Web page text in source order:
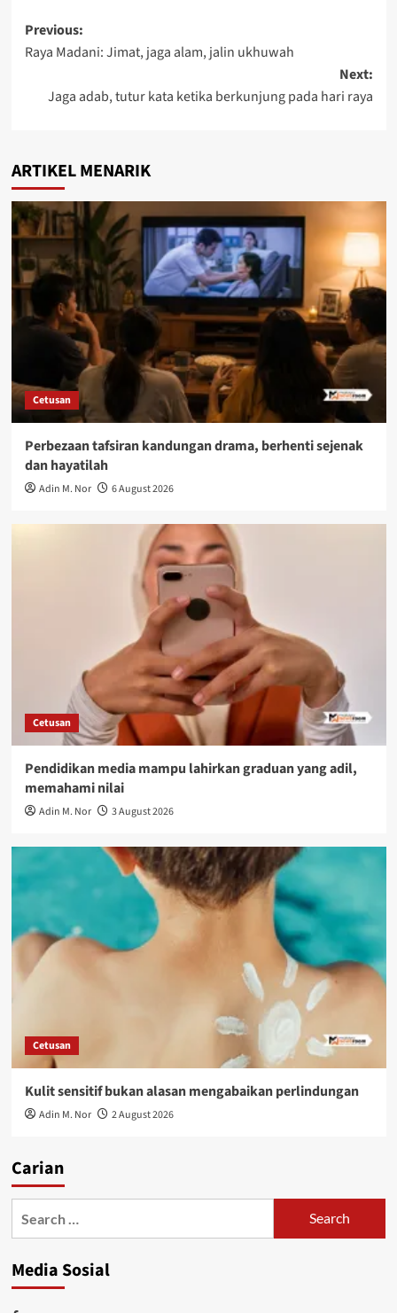
Previous:
Raya Madani: Jimat, jaga alam, jalin ukhuwah
Next:
Jaga adab, tutur kata ketika berkunjung pada hari raya
ARTIKEL MENARIK
Cetusan
Perbezaan tafsiran kandungan drama, berhenti sejenak
dan hayatilah
Adin M. Nor 6 August 2026
Cetusan
Pendidikan media mampu lahirkan graduan yang adil,
memahami nilai
Adin M. Nor 3 August 2026
Cetusan
Kulit sensitif bukan alasan mengabaikan perlindungan
Adin M. Nor 2 August 2026
Carian
Media Sosial